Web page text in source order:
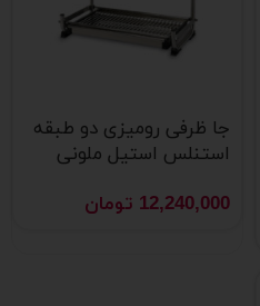
جا ظرفی رومیزی دو طبقه
استنلس استیل ملونی
12,240,000 تومان